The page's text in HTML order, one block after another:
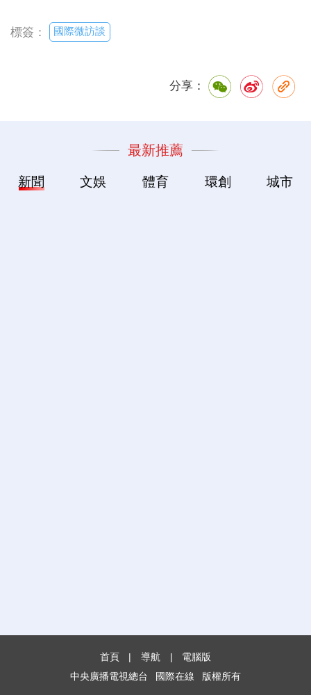
標簽： 國際微訪談
分享：
最新推薦
新聞 文娛 體育 環創 城市
首頁 | 導航 |
電腦版
中央廣播電視總台
國際在線 版權所有